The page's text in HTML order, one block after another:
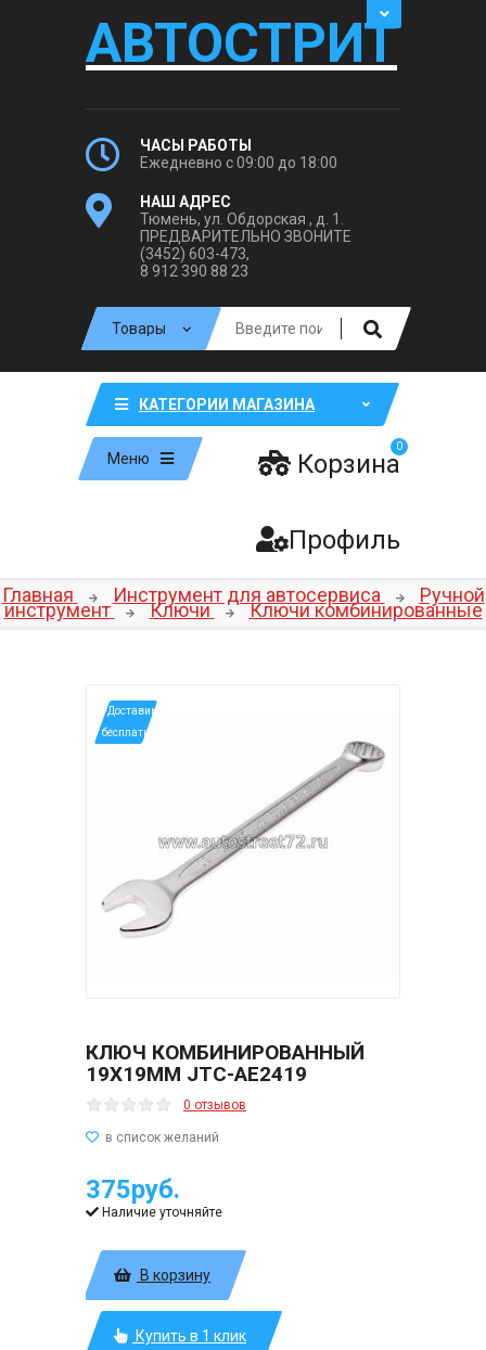
АВТОСТРИТ
ЧАСЫ РАБОТЫ
Ежедневно с 09:00 до 18:00
НАШ АДРЕС
Тюмень, ул. Обдорская , д. 1.
ПРЕДВАРИТЕЛЬНО ЗВОНИТЕ
(3452) 603-473,
8 912 390 88 23
КАТЕГОРИИ МАГАЗИНА
Меню Корзина
0
Профиль
Главная Инструмент для автосервиса Ручной
инструмент Ключи Ключи комбинированные
*Доставим
бесплатно
КЛЮЧ КОМБИНИРОВАННЫЙ
19Х19ММ JTC-AE2419
0 отзывов
375руб.
Наличие уточняйте
В корзину
Купить в 1 клик